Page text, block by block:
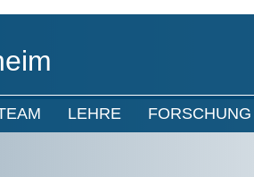
LEHRE FORSCHUNG